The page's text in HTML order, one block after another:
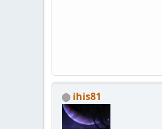
ihis81